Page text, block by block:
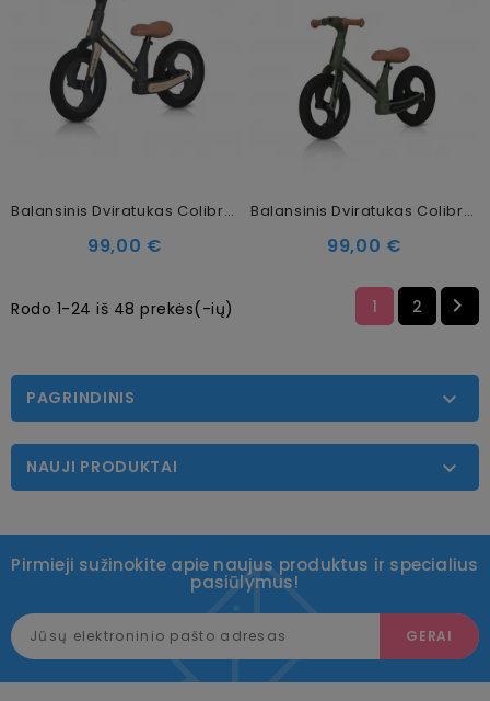
Balansinis Dviratukas Colibro Ciao Street Grey
99,00 €
Balansinis Dviratukas Colibro Ciao Forest Green
99,00 €
Rodo 1-24 iš 48 prekės(-ių) 1 2 
PAGRINDINIS 
NAUJI PRODUKTAI 
Pirmieji sužinokite apie naujus produktus ir specialius
pasiūlymus!